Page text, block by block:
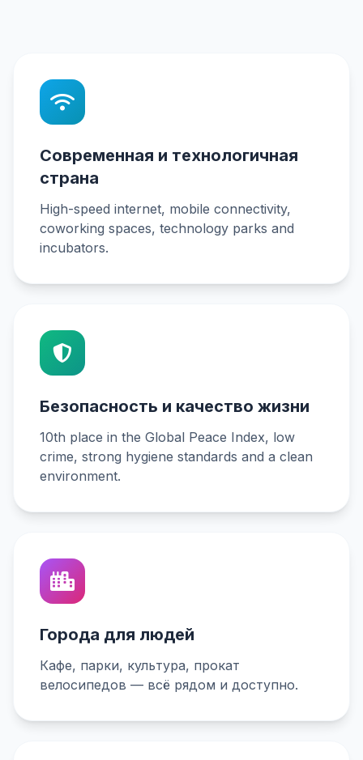
Современная и технологичная
страна
High-speed internet, mobile connectivity,
coworking spaces, technology parks and
incubators.
Безопасность и качество жизни
10th place in the Global Peace Index, low
crime, strong hygiene standards and a clean
environment.
Города для людей
Кафе, парки, культура, прокат
велосипедов — всё рядом и доступно.